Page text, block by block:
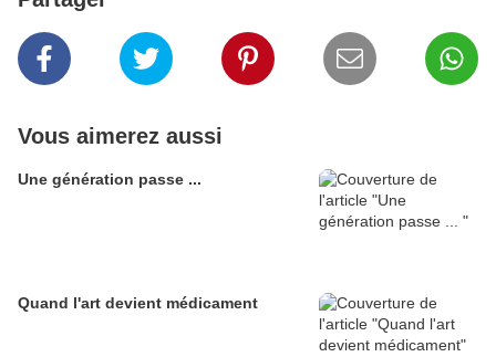
Vous aimerez aussi
Une génération passe ...
Quand l'art devient médicament